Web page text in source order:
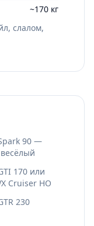
~170 кг
слалом,
90 —
170 или
Cruiser HO
230